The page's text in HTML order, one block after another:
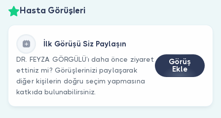
Hasta Görüşleri
İlk Görüşü Siz Paylaşın
DR. FEYZA GÖRGÜLÜ’ı daha önce ziyaret
ettiniz mi? Görüşlerinizi paylaşarak
diğer kişilerin doğru seçim yapmasına
katkıda bulunabilirsiniz.
Görüş
Ekle